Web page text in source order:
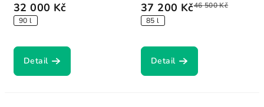
32 000 Kč
90 l
Detail
37 200 Kč46 500 Kč
85 l
Detail